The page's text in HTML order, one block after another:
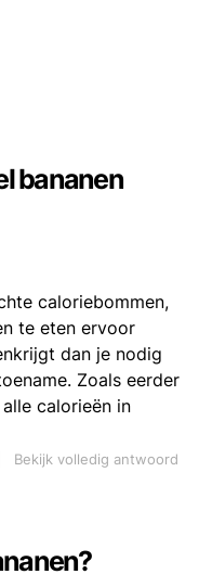
bananen
caloriebommen,
te eten ervoor
dan je nodig
Zoals eerder
calorieën in
Bekijk volledig antwoord